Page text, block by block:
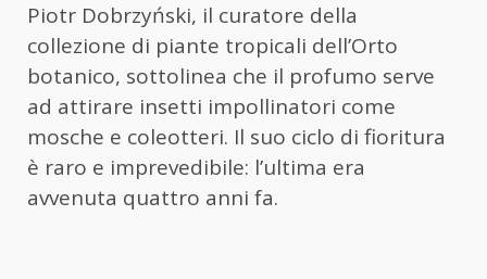
Piotr Dobrzyński, il curatore della
collezione di piante tropicali dell’Orto
botanico, sottolinea che il profumo serve
ad attirare insetti impollinatori come
mosche e coleotteri. Il suo ciclo di fioritura
è raro e imprevedibile: l’ultima era
avvenuta quattro anni fa.